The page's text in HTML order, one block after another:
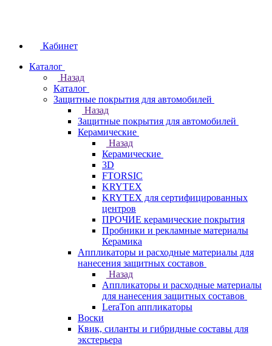
Кабинет
Каталог
Назад
Каталог
Защитные покрытия для автомобилей
Назад
Защитные покрытия для автомобилей
Керамические
Назад
Керамические
3D
FTORSIC
KRYTEX
KRYTEX для сертифицированных
центров
ПРОЧИЕ керамические покрытия
Пробники и рекламные материалы
Керамика
Аппликаторы и расходные материалы для
нанесения защитных составов
Назад
Аппликаторы и расходные материалы
для нанесения защитных составов
LeraTon аппликаторы
Воски
Квик, силанты и гибридные составы для
экстерьера